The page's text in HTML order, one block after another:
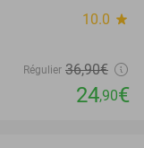
10.0 star
Régulier 36,90€
24,90€